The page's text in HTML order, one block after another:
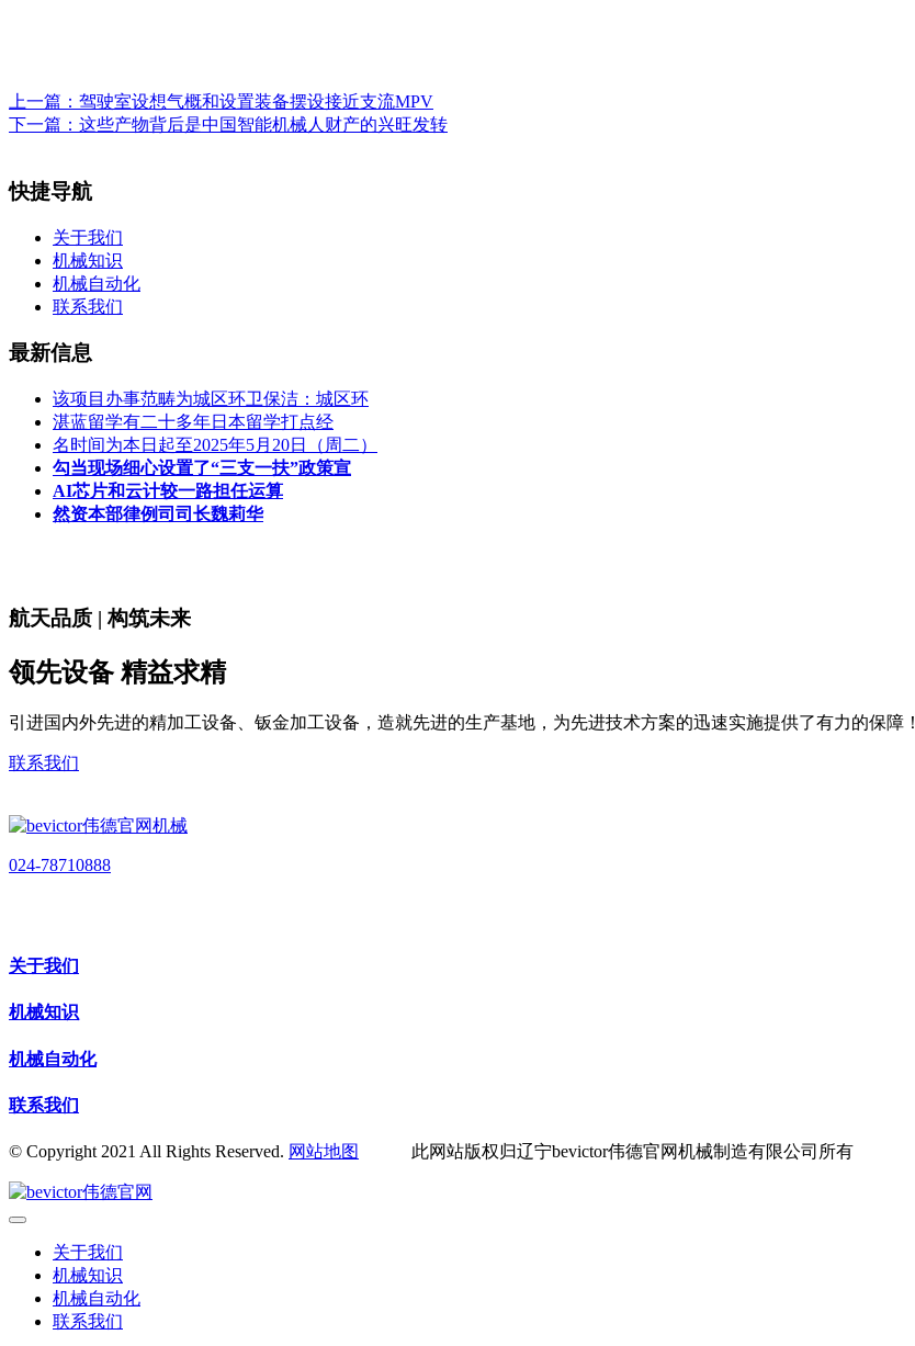
上一篇： 驾驶室设想气概和设置装备摆设接近支流MPV
下一篇： 这些产物背后是中国智能机械人财产的兴旺发转
快捷导航
关于我们
机械知识
机械自动化
联系我们
最新信息
该项目办事范畴为城区环卫保洁：城区环
湛蓝留学有二十多年日本留学打点经
名时间为本日起至2025年5月20日（周二）
勾当现场细心设置了“三支一扶”政策宣
AI芯片和云计较一路担任运算
然资本部律例司司长魏莉华
航天品质 | 构筑未来
领先设备 精益求精
引进国内外先进的精加工设备、钣金加工设备，造就先进的生产基地，为先进技术方案的迅速实施提供了有力的保障！
联系我们
024-78710888
关于我们
机械知识
机械自动化
联系我们
© Copyright 2021 All Rights Reserved. 网站地图 此网站版权归辽宁bevictor伟德官网机械制造有限公司所有
关于我们
机械知识
机械自动化
联系我们